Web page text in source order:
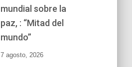
mundial sobre la
paz, : “Mitad del
mundo”
7 agosto, 2026